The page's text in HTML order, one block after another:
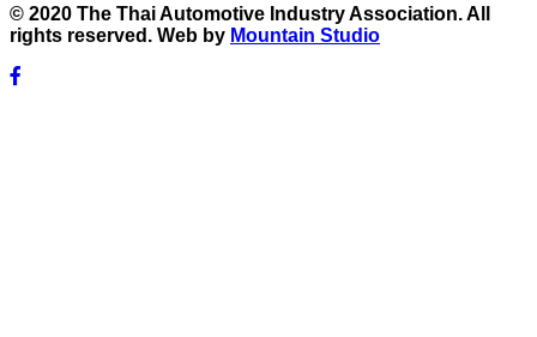
© 2020 The Thai Automotive Industry Association. All
rights reserved. Web by Mountain Studio